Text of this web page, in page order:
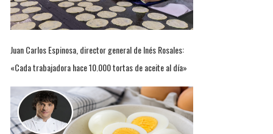
Juan Carlos Espinosa, director general de Inés Rosales:
«Cada trabajadora hace 10.000 tortas de aceite al día»